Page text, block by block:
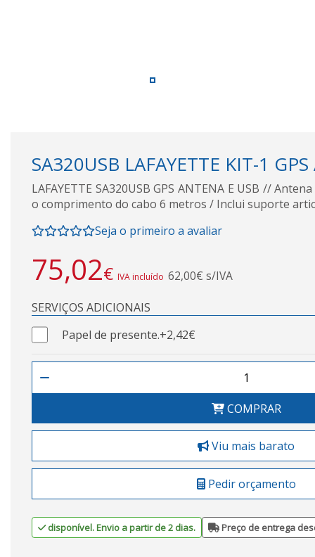
SA320USB LAFAYETTE KIT-1
LAFAYETTE SA320USB GPS ANTENA E USB //
o comprimento do cabo 6 metros / Inclui suporte
Seja o primeiro a avaliar
75,02€ IVA incluído 62,00€ s/IVA
SERVIÇOS ADICIONAIS
Papel de presente.+2,42€
COMPRAR
Viu mais barato
Pedir orçamento
disponível. Envio a partir de 2 dias. Preço de entrega